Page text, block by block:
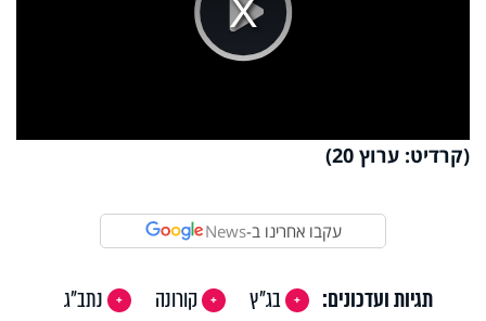
Play
Video
(קרדיט: ערוץ 20)
עקבו אחרינו ב-News
תגיות ועדכונים: בג"ץ קורונה
נתב"ג